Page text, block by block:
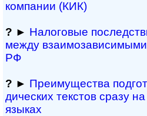
компании (КИК)
? ► Налоговые
между
РФ
? ► Преимущества
ди­чес­ких тек­с­тов сразу
языках